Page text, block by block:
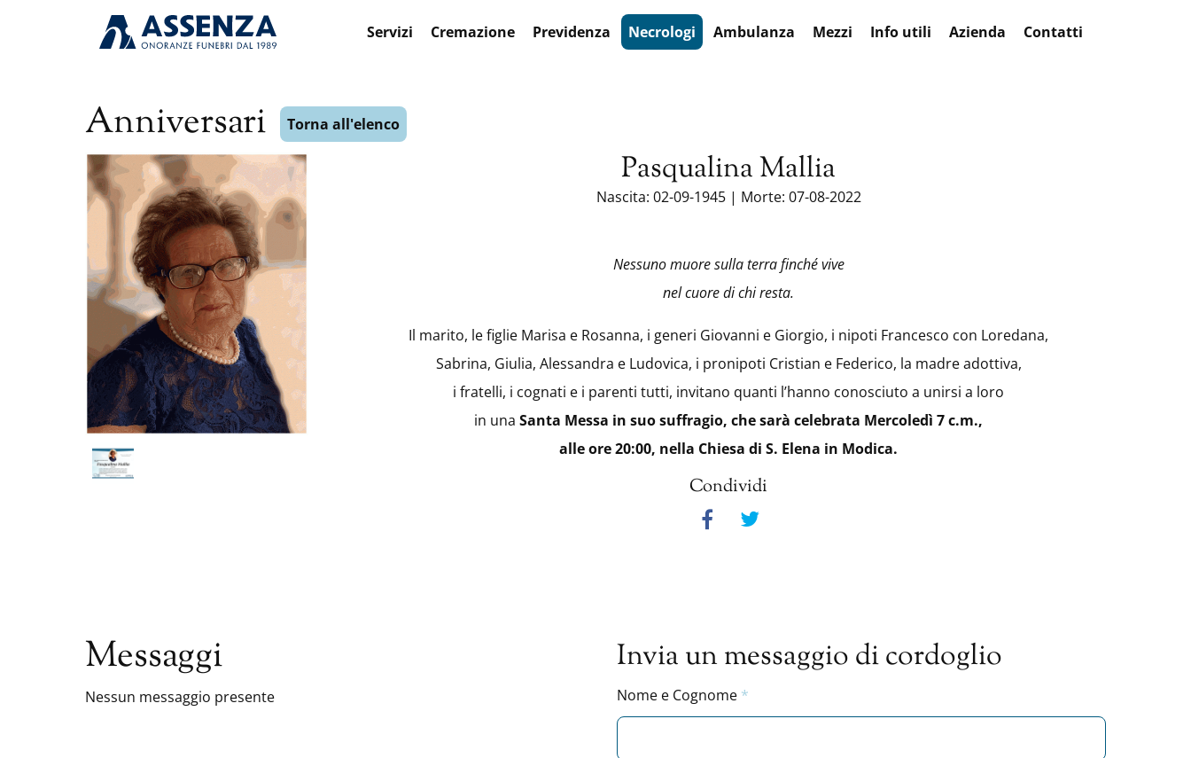
Servizi
Cremazione Previdenza Necrologi Ambulanza Mezzi Info utili Azienda Contatti
Anniversari Torna all'elenco
Pasqualina Mallia
Nascita: 02-09-1945 | Morte: 07-08-2022
Nessuno muore sulla terra finché vive
nel cuore di chi resta.
Il marito, le figlie Marisa e Rosanna, i generi Giovanni e Giorgio, i nipoti Francesco con Loredana,
Sabrina, Giulia, Alessandra e Ludovica, i pronipoti Cristian e Federico, la madre adottiva,
i fratelli, i cognati e i parenti tutti, invitano quanti l’hanno conosciuto a unirsi a loro
in una Santa Messa in suo suffragio, che sarà celebrata Mercoledì 7 c.m.,
alle ore 20:00, nella Chiesa di S. Elena in Modica.
Condividi
Messaggi
Nessun messaggio presente
Invia un messaggio di cordoglio
Nome e Cognome